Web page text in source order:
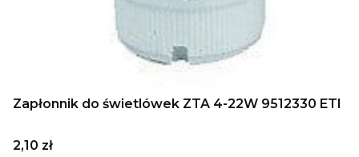
Zapłonnik do świetlówek ZTA 4-22W 9512330 ETI
Cena
2,10 zł